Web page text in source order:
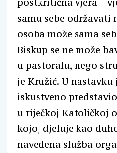
samu sebe održavati
osoba može sama
Biskup se ne može
u pastoralu, nego
je Kružić. U nastavku
iskustveno
u riječkoj Katoličkoj
kojoj djeluje kao
navedena služba